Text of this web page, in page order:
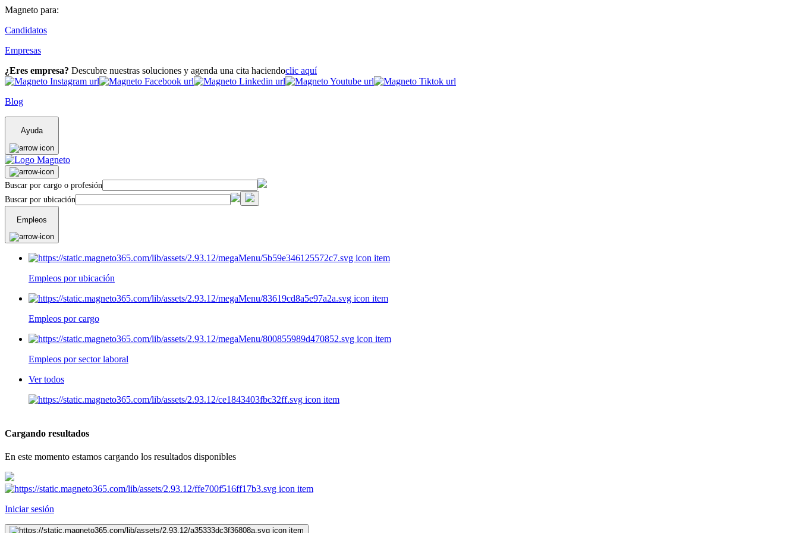
Magneto para:
Candidatos
Empresas
¿Eres empresa? Descubre nuestras soluciones y agenda una cita haciendoclic aquí
Blog
Ayuda
Buscar por cargo o profesión
Buscar por ubicación
Empleos
Empleos por ubicación
Empleos por cargo
Empleos por sector laboral
Ver todos
Cargando resultados
En este momento estamos cargando los resultados disponibles
Iniciar sesión